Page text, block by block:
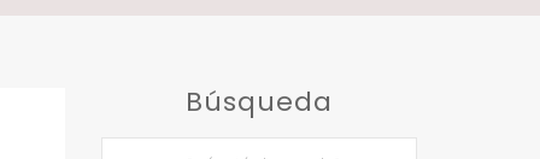
Búsqueda